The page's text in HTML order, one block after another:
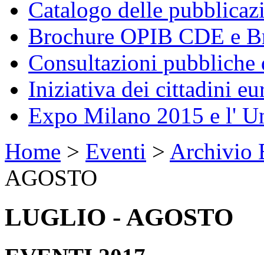
Catalogo delle
Brochure OPIB CDE e
Consultazioni pubbliche
Iniziativa dei cittadini
Expo Milano 2015 e l'
Home > Eventi > Archivio
AGOSTO
LUGLIO - AGOSTO